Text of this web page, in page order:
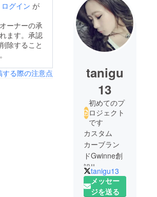
ログイン が
ーナーの承
ます。承認
除すること
する際の注意点
tanigu
13
初めてのプ
ロジェクト
です
カスタム
カーブラン
ドGwinne創
設!!
ADpromotion
所属、バル
tanigu13
メッセー
ジを送る